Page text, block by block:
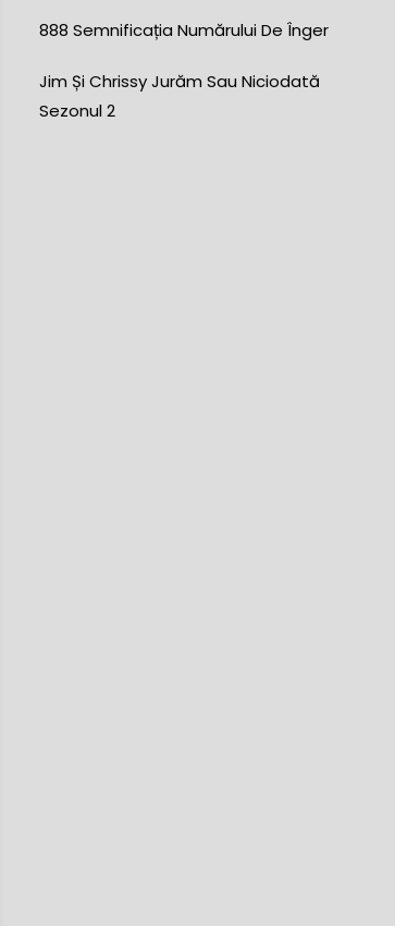
888 Semnificația Numărului De Înger
Jim Și Chrissy Jurăm Sau Niciodată
Sezonul 2